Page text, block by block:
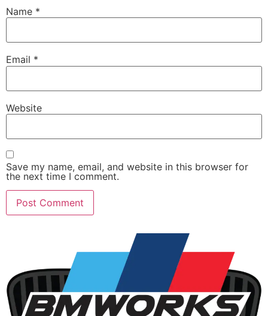
Name *
Email *
Website
Save my name, email, and website in this browser for
the next time I comment.